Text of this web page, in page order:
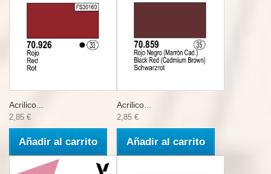
Acrilico...
2,85 €
Añadir al carrito
Acrilico...
2,85 €
Añadir al carrito